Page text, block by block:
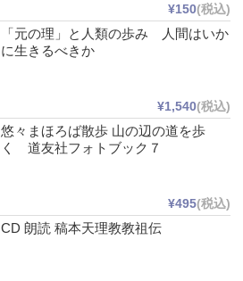
¥150(税込)
「元の理」と人類の歩み 人間はいか
に生きるべきか
¥1,540(税込)
悠々まほろば散歩 山の辺の道を歩
く 道友社フォトブック７
¥495(税込)
CD 朗読 稿本天理教教祖伝